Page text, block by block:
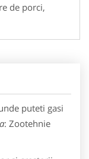
de porci,
puteti gasi
: Zootehnie